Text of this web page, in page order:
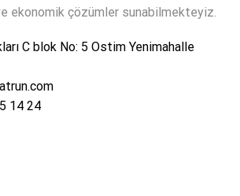
ekonomik çözümler sunabilmekteyiz.
C blok No: 5 Ostim Yenimahalle
14 24